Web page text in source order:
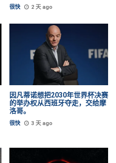
很快 2 天 ago
因凡蒂诺想把2030年世界杯决赛
的举办权从西班牙夺走，交给摩
洛哥。
很快 3 天 ago